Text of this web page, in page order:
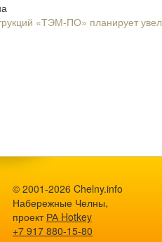
«ТЭМ-ПО» планирует
© 2001-2026 Chelny.info
Набережные Челны,
проект РА Hotkey
+7 917 880-15-80